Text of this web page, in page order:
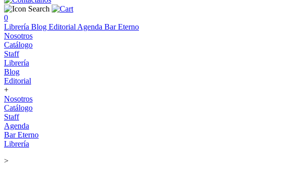
0
Librería Blog Editorial Agenda Bar Eterno
Nosotros
Catálogo
Staff
Librería
Blog
Editorial
+
Nosotros
Catálogo
Staff
Agenda
Bar Eterno
Librería
>